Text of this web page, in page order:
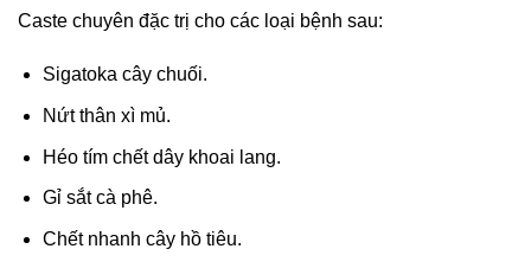
Caste chuyên đặc trị cho các loại bệnh sau:
Sigatoka cây chuối.
Nứt thân xì mủ.
Héo tím chết dây khoai lang.
Gỉ sắt cà phê.
Chết nhanh cây hồ tiêu.